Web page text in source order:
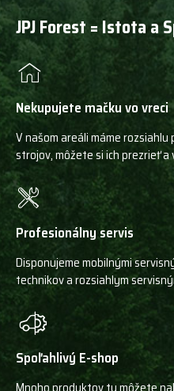
JPJ Forest = Istota a
Nekupujete mačku vo vreci
V našom areáli máme
strojov, môžete si ich prezrieť a
Profesionálny servis
Disponujeme mobilnými
technikov a rozsiahlym
Spoľahlivý E-shop